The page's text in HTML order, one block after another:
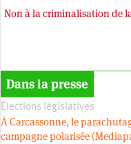
Non à la criminalisation de
Pagination
Dans la presse
Elections législatives
À Carcassonne, le
campagne polarisée